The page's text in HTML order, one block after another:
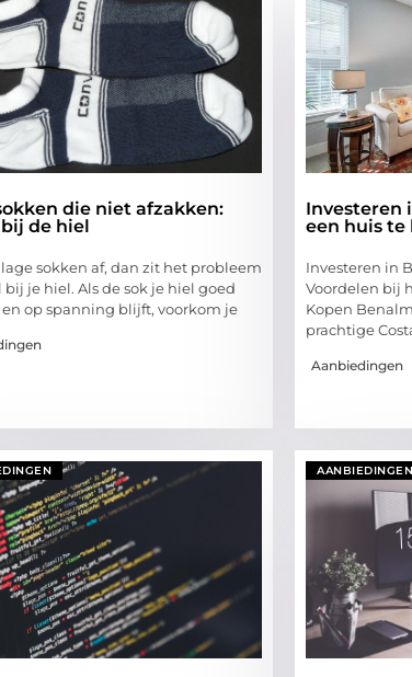
die niet afzakken:
de hiel
sokken af, dan zit het probleem
bij je hiel. Als de sok je hiel goed
op spanning blijft, voorkom je
Investeren
een huis te
Investeren in
Voordelen bij
Kopen
prachtige
Aanbiedingen
AANBIEDINGEN